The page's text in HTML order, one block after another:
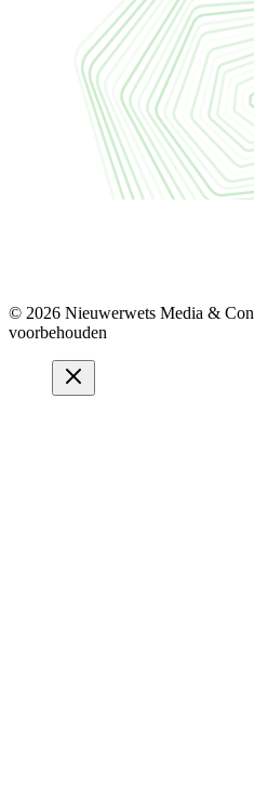
© 2026 Nieuwerwets Media &
voorbehouden